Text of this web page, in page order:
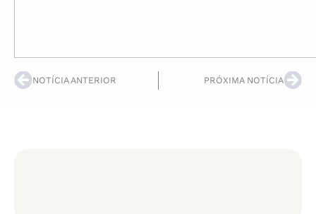
NOTÍCIA ANTERIOR PRÓXIMA NOTÍCIA